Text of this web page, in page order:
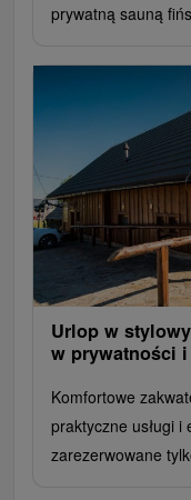
prywatną sauną
Urlop w
w prywatności
Komfortowe
praktyczne usługi
zarezerwowane